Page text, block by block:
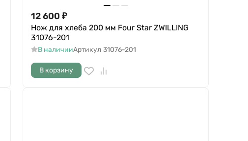
12 600 ₽
Нож для хлеба 200 мм Four Star ZWILLING
31076-201
В наличииАртикул 31076-201
В корзину